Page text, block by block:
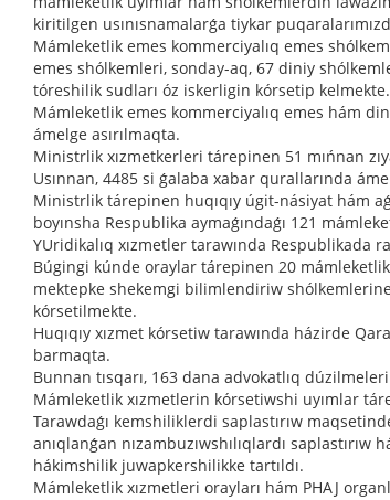
kiritilgen usınısnamalarǵa tiykar
Mámleketlik emes kommerciyalıq emes
emes shólkemleri, sonday-aq, 67 diniy
tóreshilik sudları óz iskerligin kórsetip kelmekte.
Mámleketlik emes kommerciyalıq emes hám
ámelge asırılmaqta.
Ministrlik xızmetkerleri tárepinen 51 mıńnan
Usınnan, 4485 si ǵalaba xabar qurallarında
Ministrlik tárepinen huqıqıy úgit-násiyat hám
boyınsha Respublika aymaǵındaǵı 121
YUridikalıq xızmetler tarawında Respublikada
Búgingi kúnde oraylar tárepinen 20
mektepke shekemgi bilimlendiriw
kórsetilmekte.
Huqıqıy xızmet kórsetiw tarawında házirde
barmaqta.
Bunnan tısqarı, 163 dana advokatlıq
Mámleketlik xızmetlerin kórsetiwshi uyımlar
Tarawdaǵı kemshiliklerdi saplastırıw
anıqlanǵan nızambuzıwshılıqlardı
hákimshilik juwapkershilikke tartıldı.
Mámleketlik xızmetleri orayları hám PHAJ